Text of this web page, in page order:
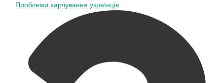
Проблеми харчування українців